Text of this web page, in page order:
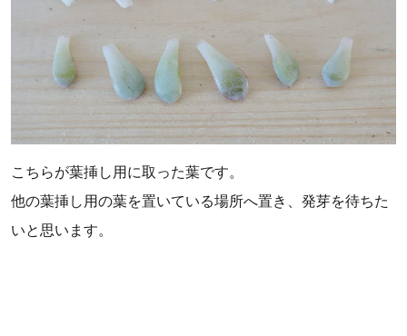
こちらが葉挿し用に取った葉です。
他の葉挿し用の葉を置いている場所へ置き、発芽を待ちた
いと思います。